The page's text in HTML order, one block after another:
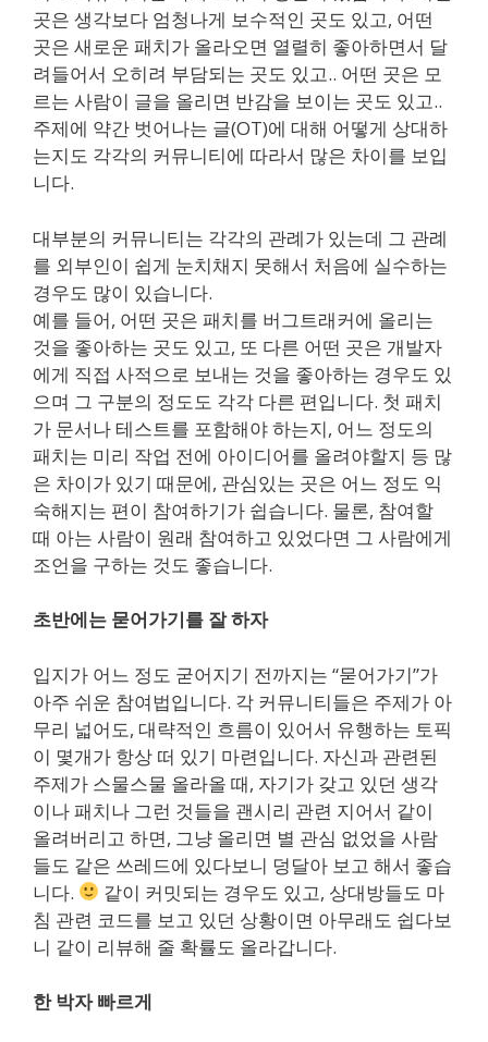
곳은 생각보다 엄청나게 보수적인 곳도 있고, 어떤
곳은 새로운 패치가 올라오면 열렬히 좋아하면서 달
려들어서 오히려 부담되는 곳도 있고.. 어떤 곳은 모
르는 사람이 글을 올리면 반감을 보이는 곳도 있고..
주제에 약간 벗어나는 글(OT)에 대해 어떻게 상대하
는지도 각각의 커뮤니티에 따라서 많은 차이를 보입
니다.
대부분의 커뮤니티는 각각의 관례가 있는데 그 관례
를 외부인이 쉽게 눈치채지 못해서 처음에 실수하는
경우도 많이 있습니다.
예를 들어, 어떤 곳은 패치를 버그트래커에 올리는
것을 좋아하는 곳도 있고, 또 다른 어떤 곳은 개발자
에게 직접 사적으로 보내는 것을 좋아하는 경우도 있
으며 그 구분의 정도도 각각 다른 편입니다. 첫 패치
가 문서나 테스트를 포함해야 하는지, 어느 정도의
패치는 미리 작업 전에 아이디어를 올려야할지 등 많
은 차이가 있기 때문에, 관심있는 곳은 어느 정도 익
숙해지는 편이 참여하기가 쉽습니다. 물론, 참여할
때 아는 사람이 원래 참여하고 있었다면 그 사람에게
조언을 구하는 것도 좋습니다.
초반에는 묻어가기를 잘 하자
입지가 어느 정도 굳어지기 전까지는 “묻어가기”가
아주 쉬운 참여법입니다. 각 커뮤니티들은 주제가 아
무리 넓어도, 대략적인 흐름이 있어서 유행하는 토픽
이 몇개가 항상 떠 있기 마련입니다. 자신과 관련된
주제가 스물스물 올라올 때, 자기가 갖고 있던 생각
이나 패치나 그런 것들을 괜시리 관련 지어서 같이
올려버리고 하면, 그냥 올리면 별 관심 없었을 사람
들도 같은 쓰레드에 있다보니 덩달아 보고 해서 좋습
니다.
같이 커밋되는 경우도 있고, 상대방들도 마
침 관련 코드를 보고 있던 상황이면 아무래도 쉽다보
니 같이 리뷰해 줄 확률도 올라갑니다.
한 박자 빠르게